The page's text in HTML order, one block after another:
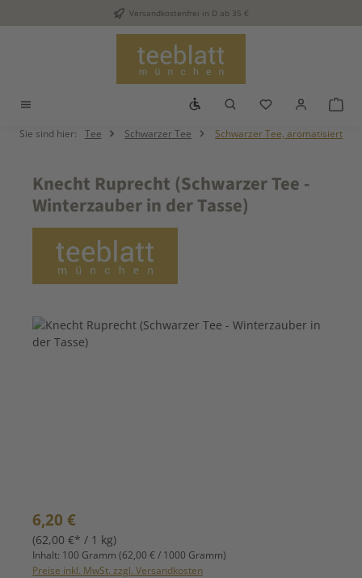
Zum Hauptinhalt springenVersandkostenfrei in D ab 35 €
Werkzeugleiste anzeigen
Du hast 0
Sie sind hier: Tee Schwarzer Tee Schwarzer Tee, aromatisiert
Knecht Ruprecht (Schwarzer Tee -
Winterzauber in der Tasse)
Bildergalerie überspringen
Regulärer Preis:
6,20 €
(62,00 €* / 1 kg)
Inhalt: 100 Gramm (62,00 € / 1000 Gramm)
Preise inkl. MwSt. zzgl. Versandkosten